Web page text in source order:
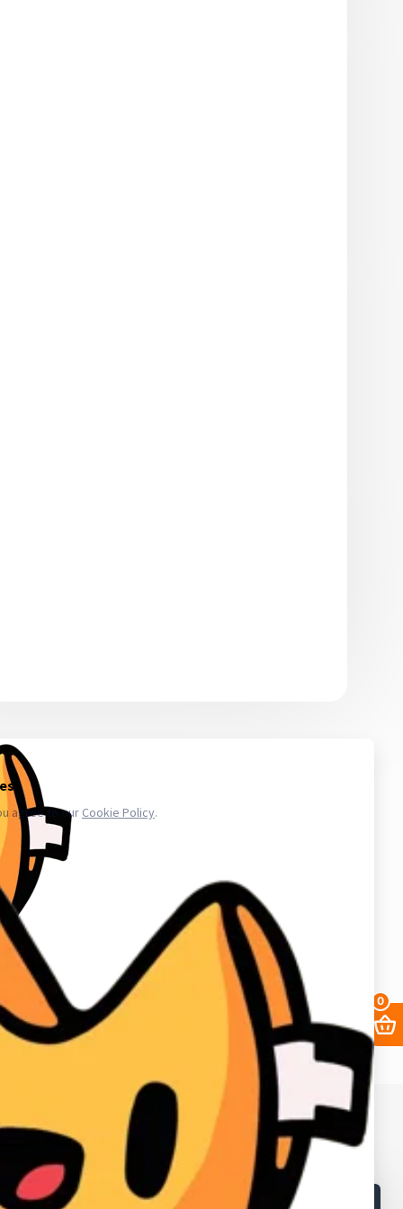
количество, которое сможете использовать в ближайшее
проблемы с аккаунтами - обратитесь в поддержку. Магазин
свою очередь, покупает услуги информационного доступа,
блокирования, модификации либо копировании
лиц. Весь товар который мы предлагаем не принадлежит
закон и стабильность в работе нас и наших клиентов для
в вк, биржа аккаунтов, аккаунты инстаграм, купить аккаунты
в Кыргызской республике: 02405202310226.
и лайков Заработать Кабинет поставщикаБраузеры
Как получать выгоднее?Контакты
Поддержка магазина
0